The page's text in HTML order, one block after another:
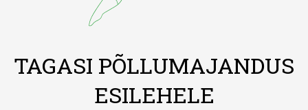
TAGASI PÕLLUMAJANDUS
ESILEHELE